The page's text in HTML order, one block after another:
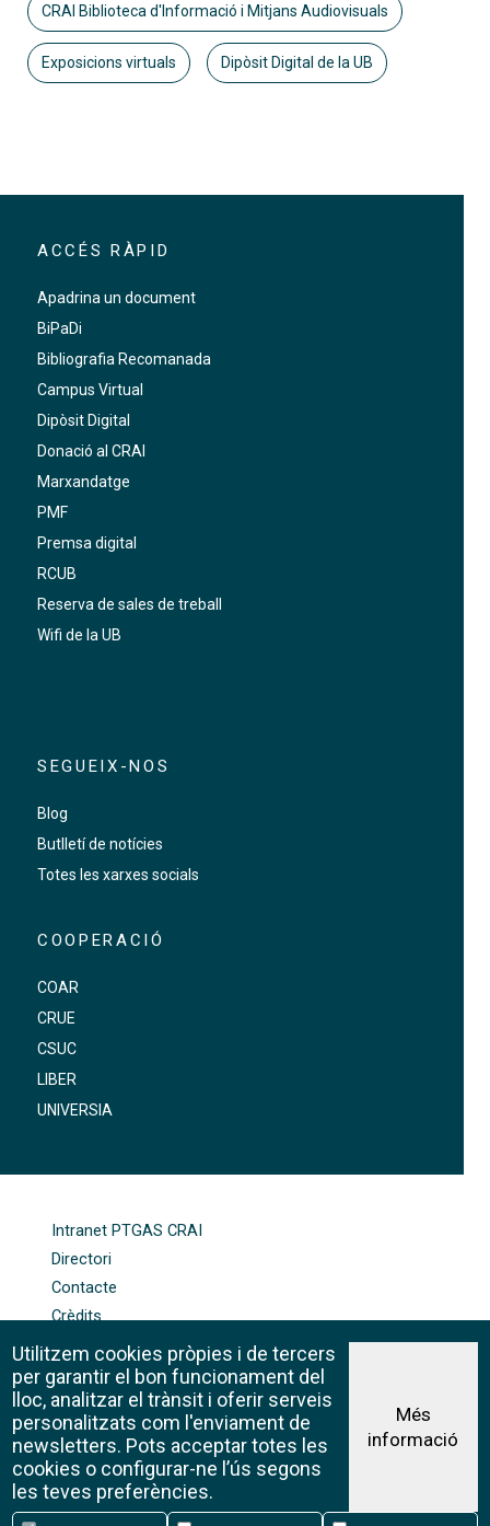
CRAI Biblioteca d'Informació i Mitjans Audiovisuals
Exposicions virtuals Dipòsit Digital de la UB
ACCÉS RÀPID
Apadrina un document
BiPaDi
Bibliografia Recomanada
Campus Virtual
Dipòsit Digital
Donació al CRAI
Marxandatge
PMF
Premsa digital
RCUB
Reserva de sales de treball
Wifi de la UB
SEGUEIX-NOS
Blog
Butlletí de notícies
Totes les xarxes socials
COOPERACIÓ
COAR
CRUE
CSUC
LIBER
UNIVERSIA
Intranet PTGAS CRAI
Directori
Contacte
Crèdits
Política de galetes
Avís legal
©CRAI Universitat de Barcelona
Creative Commons 4.0
Utilitzem cookies pròpies i de tercers
per garantir el bon funcionament del
lloc, analitzar el trànsit i oferir serveis
personalitzats com l'enviament de
newsletters. Pots acceptar totes les
cookies o configurar-ne l’ús segons
les teves preferències.
Més
informació